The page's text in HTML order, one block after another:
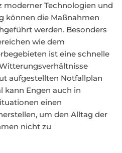
moderner Technologien und
können die Maßnahmen
werden. Besonders
wie dem
ist eine schnelle
aufgestellten Notfallplan
kann Engen auch in
einen
um den Alltag der
nicht zu